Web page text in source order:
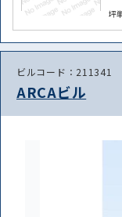
坪
ビルコード：211341
ARCAビル